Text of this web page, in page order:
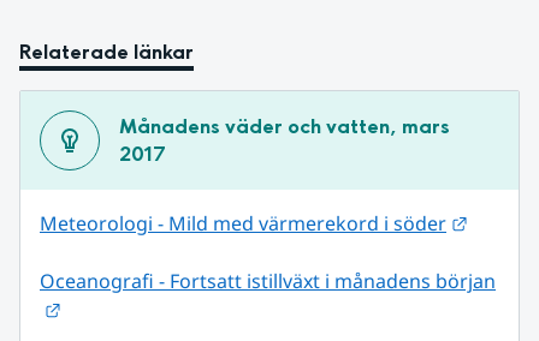
Relaterade länkar
Månadens väder och vatten, mars
2017
Meteorologi - Mild med värmerekord i söder
Oceanografi - Fortsatt istillväxt i månadens början